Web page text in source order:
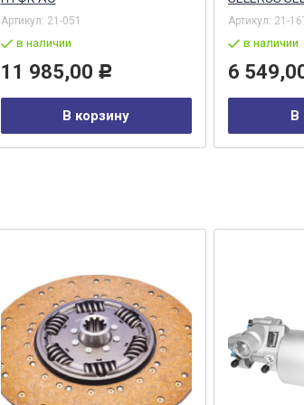
Артикул: 21-051
в наличии
11 985,00 Р
В корзину
Артикул: 21-
в наличии
6
В